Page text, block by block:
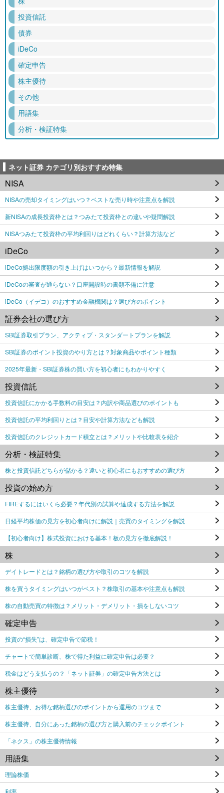
投資信託
債券
iDeCo
確定申告
株主優待
その他
用語集
分析・検証特集
ネット証券 カテゴリ別おすすめ特集
NISA
NISAの売却タイミングはいつ？ベストな売り時や注意点を解説
新NISAの成長投資枠とは？つみたて投資枠との違いや疑問解説
NISAつみたて投資枠の平均利回りはどれくらい？計算方法など
iDeCo
iDeCo拠出限度額の引き上げはいつから？最新情報を解説
iDeCoの審査が通らない？口座開設時の書類不備に注意
iDeCo（イデコ）のおすすめ金融機関は？選び方のポイント
証券会社の選び方
SBI証券取引プラン、アクティブ・スタンダートプランを解説
SBI証券のポイント投資のやり方とは？対象商品やポイント種類
2025年最新・SBI証券株の買い方を初心者にもわかりやすく
投資信託
投資信託にかかる手数料の目安は？内訳や商品選びのポイントも
投資信託の平均利回りとは？目安や計算方法なども解説
投資信託のクレジットカード積立とは？メリットや比較表を紹介
分析・検証特集
株と投資信託どちらが儲かる？違いと初心者にもおすすめの選び方
投資の始め方
FIREするにはいくら必要？年代別の試算や達成する方法を解説
日経平均株価の見方を初心者向けに解説｜売買のタイミングを解説
【初心者向け】株式投資における基本！板の見方を徹底解説！
株
デイトレードとは？銘柄の選び方や取引のコツを解説
株を買うタイミングはいつがベスト？株取引の基本や注意点も解説
株の自動売買の特徴は？メリット・デメリット・損をしないコツ
確定申告
投資の“損失”は、確定申告で節税！
チャートで簡単診断、株で得た利益に確定申告は必要？
税金はどう支払うの？「ネット証券」の確定申告方法とは
株主優待
株主優待、お得な銘柄選びのポイントから運用のコツまで
株主優待、自分にあった銘柄の選び方と購入前のチェックポイント
「ネクス」の株主優待情報
用語集
理論株価
利率